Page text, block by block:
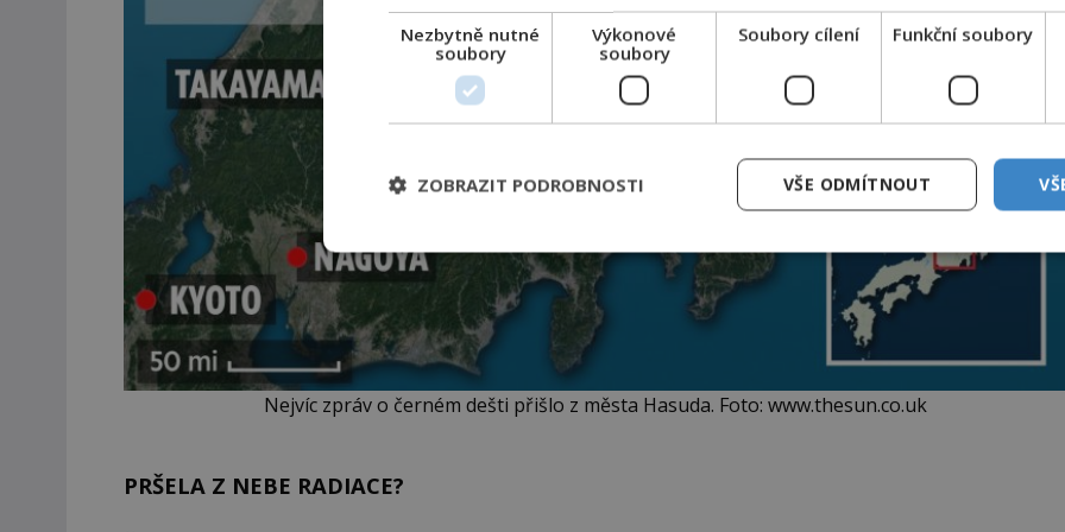
Nejvíc zpráv o černém dešti přišlo z města Hasuda. Foto: www.thesun.co.uk
PRŠELA Z NEBE RADIACE?
Nezbytně nutné
soubory
Výkonové
soubory
Soubory cílení Funkční soubory
VŠE ODMÍTNOUT
ZOBRAZIT PODROBNOSTI